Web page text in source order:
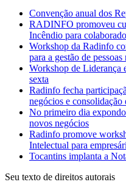
Convenção anual dos
RADINFO promoveu
Incêndio para
Workshop da Radinfo
para a gestão de pessoas
Workshop de Liderança
sexta
Radinfo fecha
negócios e consolidação
No primeiro dia
novos negócios
Radinfo promove
Intelectual para
Tocantins implanta a
Seu texto de direitos autorais